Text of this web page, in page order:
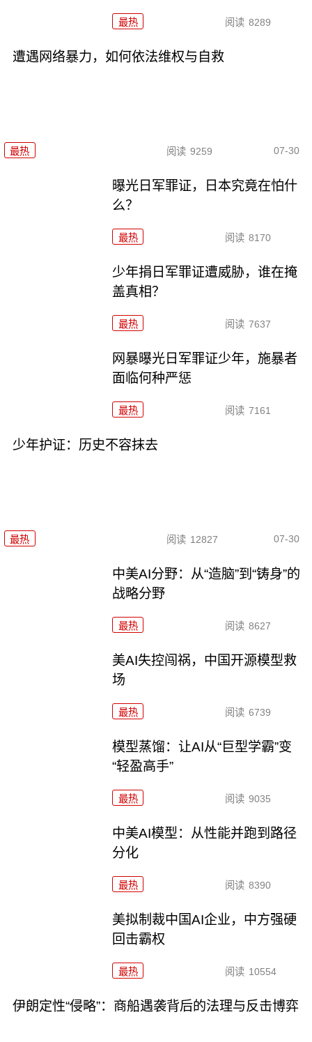
最热 阅读 8289
遭遇网络暴力，如何依法维权与自救
最热 阅读 9259 07-30
曝光日军罪证，日本究竟在怕什
么？
最热 阅读 8170
少年捐日军罪证遭威胁，谁在掩
盖真相？
最热 阅读 7637
网暴曝光日军罪证少年，施暴者
面临何种严惩
最热 阅读 7161
少年护证：历史不容抹去
最热 阅读 12827 07-30
中美AI分野：从“造脑”到“铸身”的
战略分野
最热 阅读 8627
美AI失控闯祸，中国开源模型救
场
最热 阅读 6739
模型蒸馏：让AI从“巨型学霸”变
“轻盈高手”
最热 阅读 9035
中美AI模型：从性能并跑到路径
分化
最热 阅读 8390
美拟制裁中国AI企业，中方强硬
回击霸权
最热 阅读 10554
伊朗定性“侵略”：商船遇袭背后的法理与反击博弈